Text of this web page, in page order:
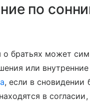
по
братьях может
или
, если в сновидении
в